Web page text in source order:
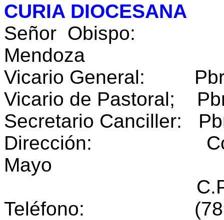
CURIA DIOCESANA
Señor Obispo:
Mendoza
Vicario General:
Vicario de Pastoral;
Secretario Canciller:
Dirección: Corona
Mayo
C.P. 43000
Teléfono: (789)